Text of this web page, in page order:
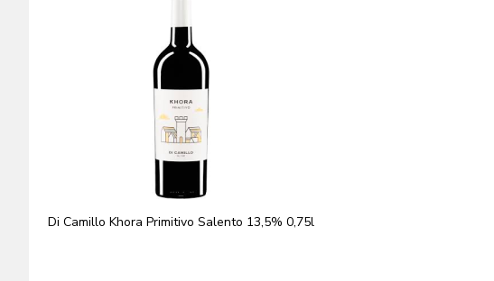
Di Camillo Khora Primitivo Salento 13,5% 0,75l